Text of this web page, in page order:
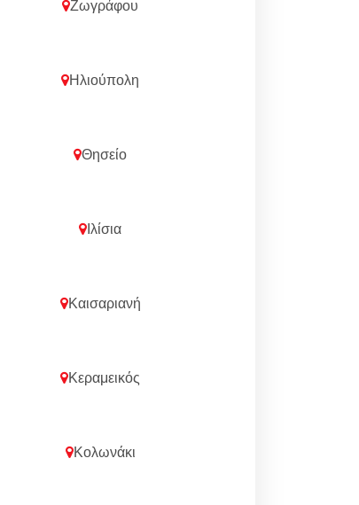
Ζωγράφου
Ηλιούπολη
Θησείο
Ιλίσια
Καισαριανή
Κεραμεικός
Κολωνάκι